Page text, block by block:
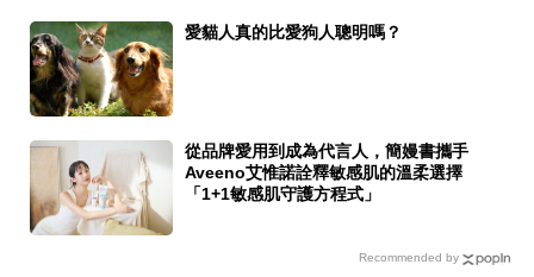
愛貓人真的比愛狗人聰明嗎？
從品牌愛用到成為代言人，簡嫚書攜手
Aveeno艾惟諾詮釋敏感肌的溫柔選擇
「1+1敏感肌守護方程式」
Recommended by